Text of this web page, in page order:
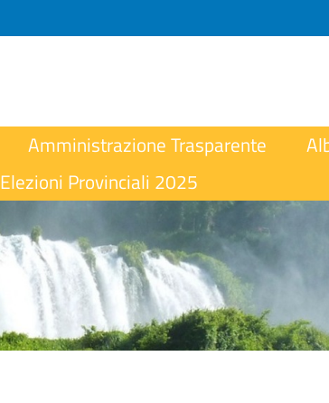
Amministrazione Trasparente
Elezioni Provinciali 2025